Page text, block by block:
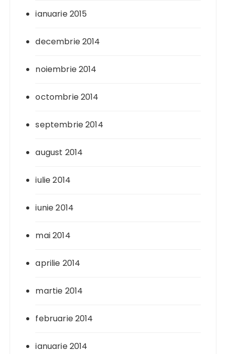
ianuarie 2015
decembrie 2014
noiembrie 2014
octombrie 2014
septembrie 2014
august 2014
iulie 2014
iunie 2014
mai 2014
aprilie 2014
martie 2014
februarie 2014
ianuarie 2014